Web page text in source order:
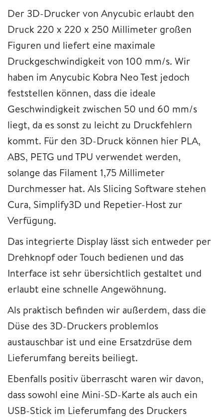
Der 3D-Drucker von Anycubic erlaubt den
Druck 220 x 220 x 250 Millimeter großen
Figuren und liefert eine maximale
Druckgeschwindigkeit von 100 mm/s. Wir
haben im Anycubic Kobra Neo Test jedoch
feststellen können, dass die ideale
Geschwindigkeit zwischen 50 und 60 mm/s
liegt, da es sonst zu leicht zu Druckfehlern
kommt. Für den 3D-Druck können hier PLA,
ABS, PETG und TPU verwendet werden,
solange das Filament 1,75 Millimeter
Durchmesser hat. Als Slicing Software stehen
Cura, Simplify3D und Repetier-Host zur
Verfügung.
Das integrierte Display lässt sich entweder per
Drehknopf oder Touch bedienen und das
Interface ist sehr übersichtlich gestaltet und
erlaubt eine schnelle Angewöhnung.
Als praktisch befinden wir außerdem, dass die
Düse des 3D-Druckers problemlos
austauschbar ist und eine Ersatzdrüse dem
Lieferumfang bereits beiliegt.
Ebenfalls positiv überrascht waren wir davon,
dass sowohl eine Mini-SD-Karte als auch ein
USB-Stick im Lieferumfang des Druckers